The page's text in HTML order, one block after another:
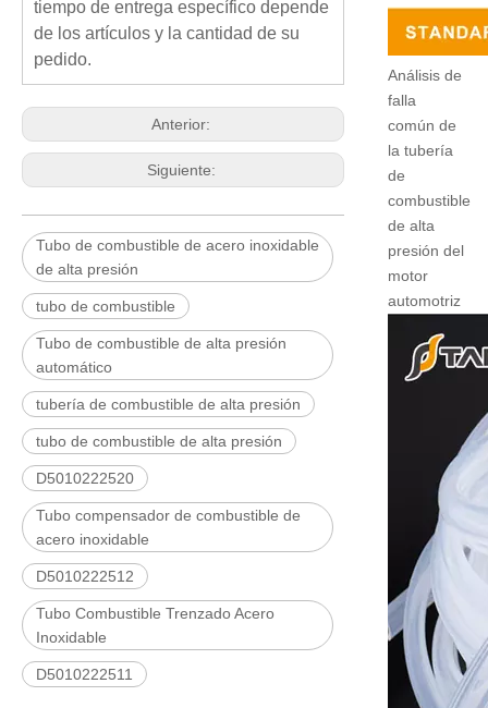
tiempo de entrega específico depende
de los artículos y la cantidad de su
pedido.
Anterior:
Siguiente:
Tubo de combustible de acero inoxidable
de alta presión
tubo de combustible
Tubo de combustible de alta presión
automático
tubería de combustible de alta presión
tubo de combustible de alta presión
D5010222520
Tubo compensador de combustible de
acero inoxidable
D5010222512
Tubo Combustible Trenzado Acero
Inoxidable
D5010222511
Análisis de
falla
común de
la tubería
de
combustible
de alta
presión del
motor
automotriz